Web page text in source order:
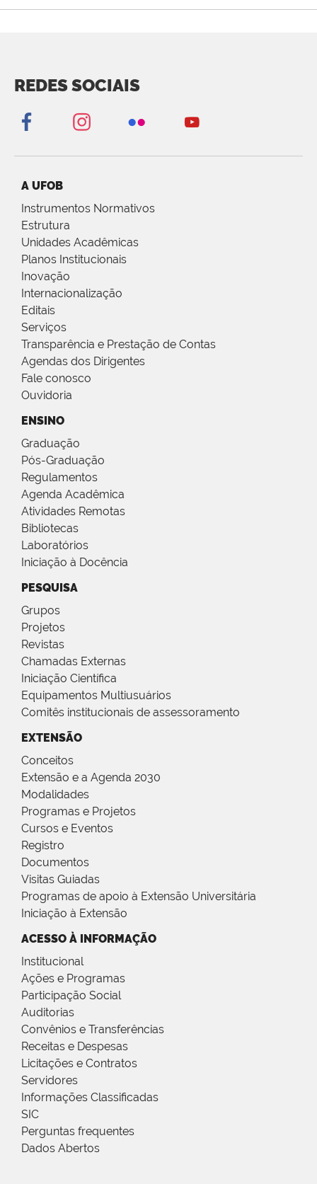
REDES SOCIAIS
A UFOB
Instrumentos Normativos
Estrutura
Unidades Acadêmicas
Planos Institucionais
Inovação
Internacionalização
Editais
Serviços
Transparência e Prestação de Contas
Agendas dos Dirigentes
Fale conosco
Ouvidoria
ENSINO
Graduação
Pós-Graduação
Regulamentos
Agenda Acadêmica
Atividades Remotas
Bibliotecas
Laboratórios
Iniciação à Docência
PESQUISA
Grupos
Projetos
Revistas
Chamadas Externas
Iniciação Científica
Equipamentos Multiusuários
Comitês institucionais de assessoramento
EXTENSÃO
Conceitos
Extensão e a Agenda 2030
Modalidades
Programas e Projetos
Cursos e Eventos
Registro
Documentos
Visitas Guiadas
Programas de apoio à Extensão Universitária
Iniciação à Extensão
ACESSO À INFORMAÇÃO
Institucional
Ações e Programas
Participação Social
Auditorias
Convênios e Transferências
Receitas e Despesas
Licitações e Contratos
Servidores
Informações Classificadas
SIC
Perguntas frequentes
Dados Abertos